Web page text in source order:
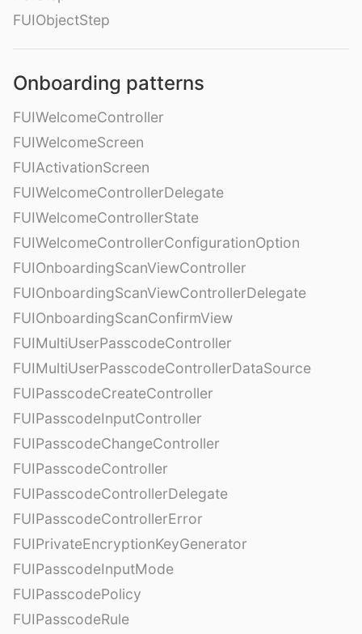
FUIObjectStep
Onboarding patterns
FUIWelcomeController
FUIWelcomeScreen
FUIActivationScreen
FUIWelcomeControllerDelegate
FUIWelcomeControllerState
FUIWelcomeControllerConfigurationOption
FUIOnboardingScanViewController
FUIOnboardingScanViewControllerDelegate
FUIOnboardingScanConfirmView
FUIMultiUserPasscodeController
FUIMultiUserPasscodeControllerDataSource
FUIPasscodeCreateController
FUIPasscodeInputController
FUIPasscodeChangeController
FUIPasscodeController
FUIPasscodeControllerDelegate
FUIPasscodeControllerError
FUIPrivateEncryptionKeyGenerator
FUIPasscodeInputMode
FUIPasscodePolicy
FUIPasscodeRule